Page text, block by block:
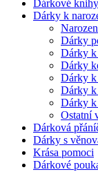
Dárkové knihy
Dárky k
Dárky
Dárky k
Dárky
Dárky k
Dárky k
Dárky k
Ostatní
Dárková
Dárky s
Krása pomoci
Dárkové